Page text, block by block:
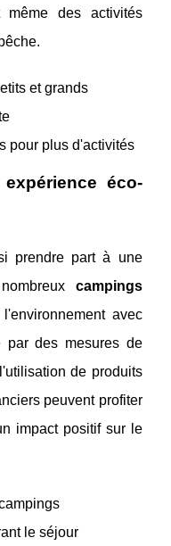
même des activités
et grands
pour plus d'activités
éco-
prendre part à une
campings
avec
par des mesures de
de produits
peuvent profiter
impact positif sur le
le séjour